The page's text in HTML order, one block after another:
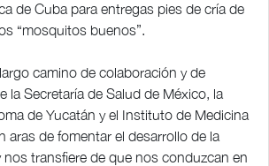
de Cuba para entregas pies de cría de
“mosquitos buenos”.
camino de colaboración y de
la Secretaría de Salud de México, la
de Yucatán y el Instituto de Medicina
aras de fomentar el desarrollo de la
transfiere de que nos conduzcan en